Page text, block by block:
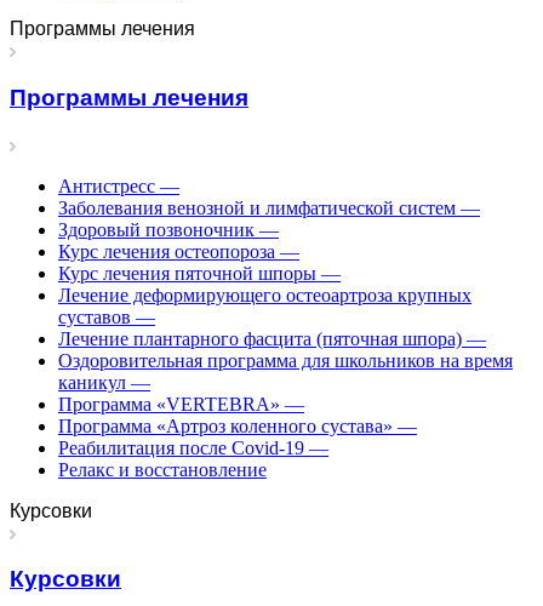
Программы лечения
Программы лечения
Антистресс —
Заболевания венозной и лимфатической систем —
Здоровый позвоночник —
Курс лечения остеопороза —
Курс лечения пяточной шпоры —
Лечение деформирующего остеоартроза крупных
суставов —
Лечение плантарного фасцита (пяточная шпора) —
Оздоровительная программа для школьников на время
каникул —
Программа «VERTEBRA» —
Программа «Артроз коленного сустава» —
Реабилитация после Covid-19 —
Релакс и восстановление
Курсовки
Курсовки